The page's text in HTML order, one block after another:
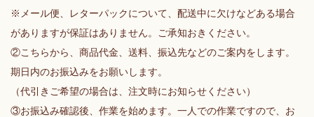
※メール便、レターパックについて、配送中に欠けなどある場合
がありますが保証はありません。ご承知おきください。
②こちらから、商品代金、送料、振込先などのご案内をします。
期日内のお振込みをお願いします。
（代引きご希望の場合は、注文時にお知らせください）
③お振込み確認後、作業を始めます。一人での作業ですので、お